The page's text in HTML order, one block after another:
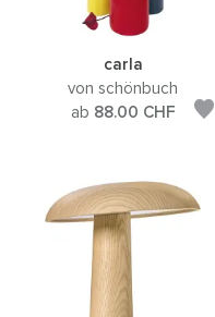
carla
von schönbuch
ab 88.00 CHF